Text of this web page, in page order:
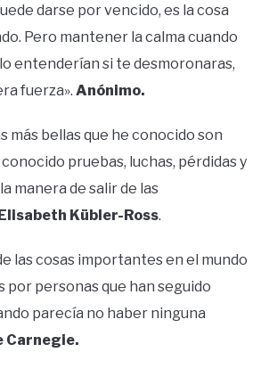
darse por vencido, es la cosa
Pero mantener la calma cuando
entenderían si te desmoronaras,
fuerza». Anónimo.
más bellas que he conocido son
pruebas, luchas, pérdidas y
manera de salir de las
Kübler-Ross.
las cosas importantes en el mundo
por personas que han seguido
parecía no haber ninguna
Carnegie.